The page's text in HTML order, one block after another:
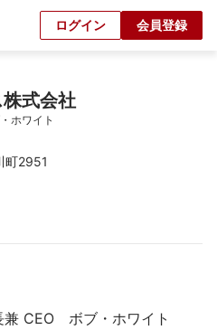
ログイン 会員登録
式会社
ホワイト
町2951
兼 CEO　ボブ・ホワイト